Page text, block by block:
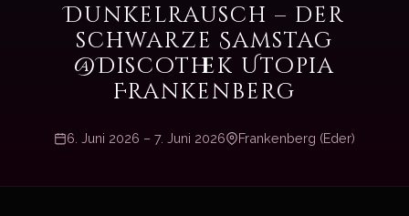
Dunkelrausch – der
schwarze Samstag
@Discothek Utopia
Frankenberg
6. Juni 2026 – 7. Juni 2026 Frankenberg (Eder)